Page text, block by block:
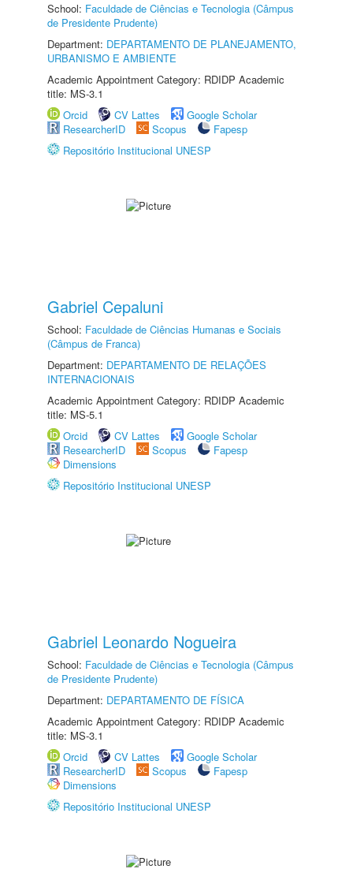
School: Faculdade de Ciências e Tecnologia (Câmpus
de Presidente Prudente)
Department: DEPARTAMENTO DE PLANEJAMENTO,
URBANISMO E AMBIENTE
Academic Appointment Category: RDIDP Academic
title: MS-3.1
Orcid
CV Lattes
Google Scholar
ResearcherID
Scopus
Fapesp
Repositório Institucional UNESP
Gabriel Cepaluni
School: Faculdade de Ciências Humanas e Sociais
(Câmpus de Franca)
Department: DEPARTAMENTO DE RELAÇÕES
INTERNACIONAIS
Academic Appointment Category: RDIDP Academic
title: MS-5.1
Orcid
CV Lattes
Google Scholar
ResearcherID
Scopus
Fapesp
Dimensions
Repositório Institucional UNESP
Gabriel Leonardo Nogueira
School: Faculdade de Ciências e Tecnologia (Câmpus
de Presidente Prudente)
Department: DEPARTAMENTO DE FÍSICA
Academic Appointment Category: RDIDP Academic
title: MS-3.1
Orcid
CV Lattes
Google Scholar
ResearcherID
Scopus
Fapesp
Dimensions
Repositório Institucional UNESP